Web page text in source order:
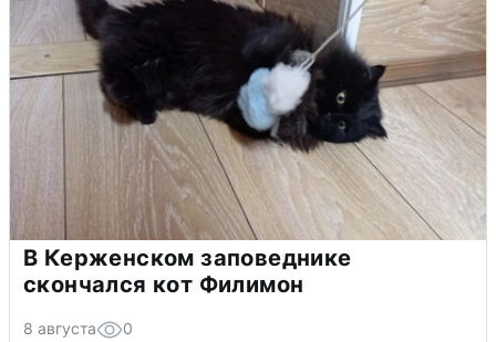
В Керженском заповеднике
скончался кот Филимон
8 августа 0